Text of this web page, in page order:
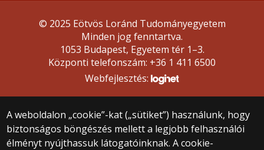
A weboldalon „cookie”-kat („sütiket”) használunk, hogy
biztonságos böngészés mellett a legjobb felhasználói
élményt nyújthassuk látogatóinknak. A cookie-
© 2025 Eötvös Loránd Tudományegyetem
Minden jog fenntartva.
1053 Budapest, Egyetem tér 1–3.
Központi telefonszám: +36 1 411 6500
Webfejlesztés: